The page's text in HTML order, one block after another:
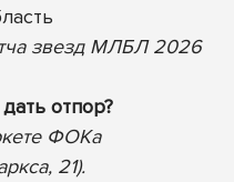
звезд МЛБЛ 2026
отпор?
ФОКа
21).